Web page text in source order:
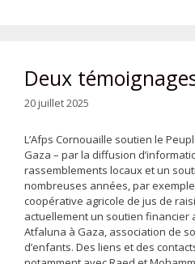
Deux
20 juillet 2025
L’Afps Cornouaille soutien le
Gaza – par la diffusion
rassemblements locaux et un
nombreuses années, par
coopérative agricole de jus de
actuellement un soutien financier
Atfaluna à Gaza, association de
d’enfants. Des liens et des